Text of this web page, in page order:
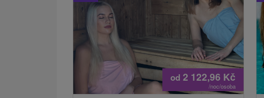
od 2 122,96 Kč
/noc/osoba